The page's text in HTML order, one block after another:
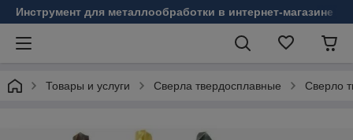
Инструмент для металлообработки в интернет-магазине
Товары и услуги Сверла твердосплавные Сверло